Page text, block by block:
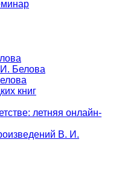
Белова
книг
летняя онлайн-
В. И.